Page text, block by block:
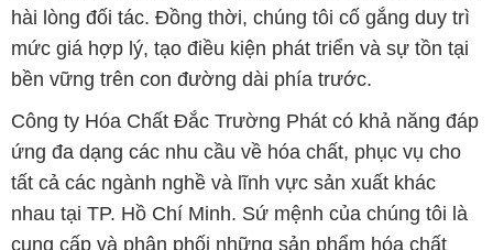
hài lòng đối tác. Đồng thời, chúng tôi cố gắng duy trì
mức giá hợp lý, tạo điều kiện phát triển và sự tồn tại
bền vững trên con đường dài phía trước.
Công ty Hóa Chất Đắc Trường Phát có khả năng đáp
ứng đa dạng các nhu cầu về hóa chất, phục vụ cho
tất cả các ngành nghề và lĩnh vực sản xuất khác
nhau tại TP. Hồ Chí Minh. Sứ mệnh của chúng tôi là
cung cấp và phân phối những sản phẩm hóa chất